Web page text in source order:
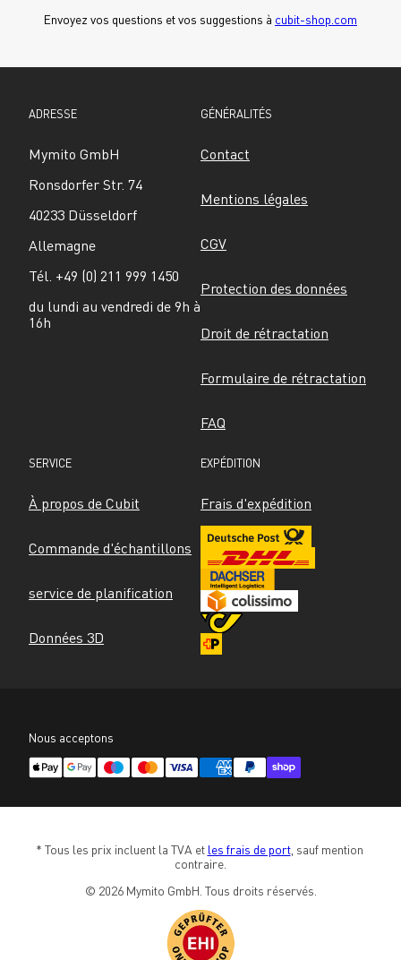
Envoyez vos questions et vos suggestions à cubit-shop.com
ADRESSE
Mymito GmbH
Ronsdorfer Str. 74
40233 Düsseldorf
Allemagne
Tél. +49 (0) 211 999 1450
du lundi au vendredi de 9h à
16h
GÉNÉRALITÉS
Contact
Mentions légales
CGV
Protection des données
Droit de rétractation
Formulaire de rétractation
FAQ
SERVICE
À propos de Cubit
Commande d'échantillons
service de planification
Données 3D
EXPÉDITION
Frais d'expédition
Nous acceptons
* Tous les prix incluent la TVA et les frais de port, sauf mention
contraire.
© 2026 Mymito GmbH. Tous droits réservés.